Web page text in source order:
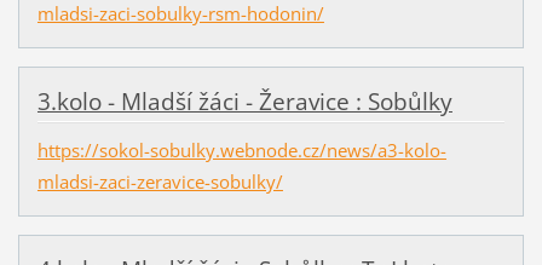
mladsi-zaci-sobulky-rsm-hodonin/
3.kolo - Mladší žáci - Žeravice : Sobůlky
https://sokol-sobulky.webnode.cz/news/a3-kolo-
mladsi-zaci-zeravice-sobulky/